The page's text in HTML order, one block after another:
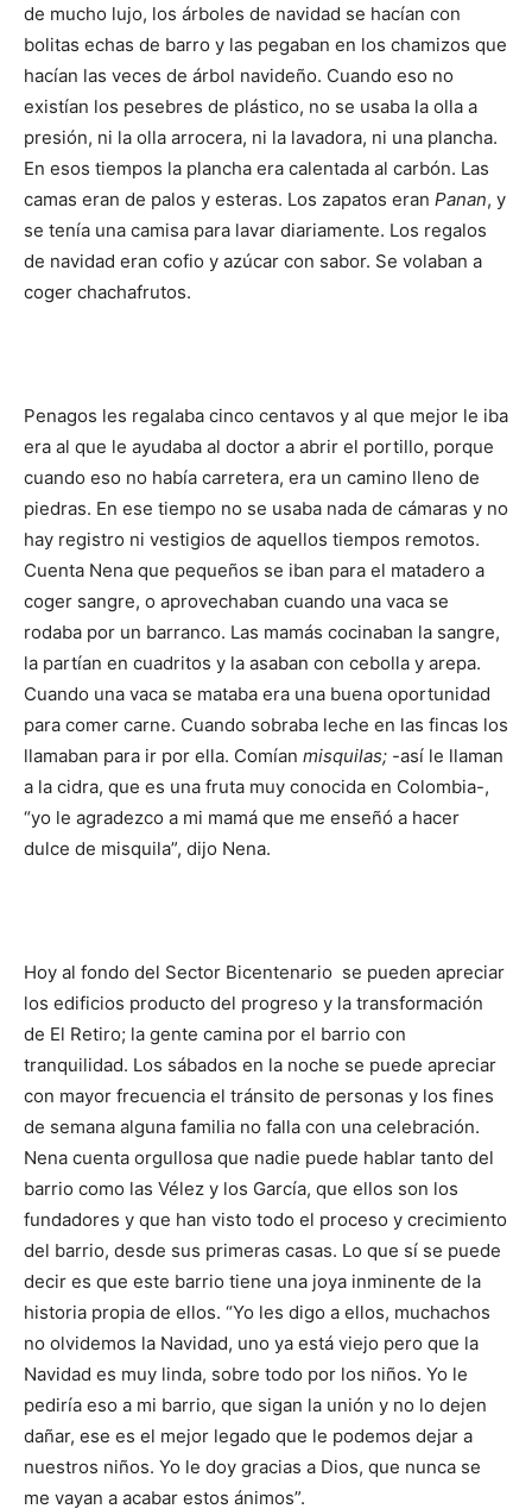
de mucho lujo, los árboles de navidad se hacían con
bolitas echas de barro y las pegaban en los chamizos que
hacían las veces de árbol navideño. Cuando eso no
existían los pesebres de plástico, no se usaba la olla a
presión, ni la olla arrocera, ni la lavadora, ni una plancha.
En esos tiempos la plancha era calentada al carbón. Las
camas eran de palos y esteras. Los zapatos eran Panan, y
se tenía una camisa para lavar diariamente. Los regalos
de navidad eran cofio y azúcar con sabor. Se volaban a
coger chachafrutos.
Penagos les regalaba cinco centavos y al que mejor le iba
era al que le ayudaba al doctor a abrir el portillo, porque
cuando eso no había carretera, era un camino lleno de
piedras. En ese tiempo no se usaba nada de cámaras y no
hay registro ni vestigios de aquellos tiempos remotos.
Cuenta Nena que pequeños se iban para el matadero a
coger sangre, o aprovechaban cuando una vaca se
rodaba por un barranco. Las mamás cocinaban la sangre,
la partían en cuadritos y la asaban con cebolla y arepa.
Cuando una vaca se mataba era una buena oportunidad
para comer carne. Cuando sobraba leche en las fincas los
llamaban para ir por ella. Comían misquilas; -así le llaman
a la cidra, que es una fruta muy conocida en Colombia-,
“yo le agradezco a mi mamá que me enseñó a hacer
dulce de misquila”, dijo Nena.
Hoy al fondo del Sector Bicentenario se pueden apreciar
los edificios producto del progreso y la transformación
de El Retiro; la gente camina por el barrio con
tranquilidad. Los sábados en la noche se puede apreciar
con mayor frecuencia el tránsito de personas y los fines
de semana alguna familia no falla con una celebración.
Nena cuenta orgullosa que nadie puede hablar tanto del
barrio como las Vélez y los García, que ellos son los
fundadores y que han visto todo el proceso y crecimiento
del barrio, desde sus primeras casas. Lo que sí se puede
decir es que este barrio tiene una joya inminente de la
historia propia de ellos. “Yo les digo a ellos, muchachos
no olvidemos la Navidad, uno ya está viejo pero que la
Navidad es muy linda, sobre todo por los niños. Yo le
pediría eso a mi barrio, que sigan la unión y no lo dejen
dañar, ese es el mejor legado que le podemos dejar a
nuestros niños. Yo le doy gracias a Dios, que nunca se
me vayan a acabar estos ánimos”.